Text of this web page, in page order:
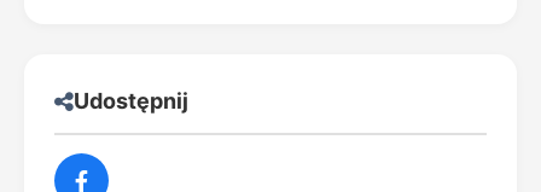
Udostępnij